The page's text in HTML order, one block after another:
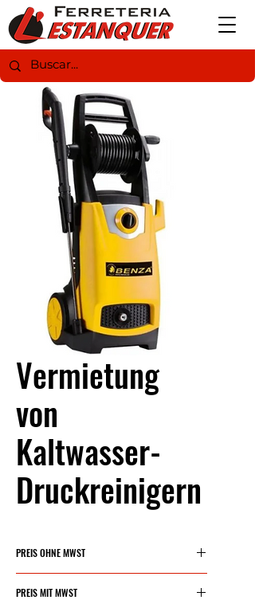
Vermietung
von
Kaltwasser-
Druckreinigern
PREIS OHNE MWST
PREIS MIT MWST